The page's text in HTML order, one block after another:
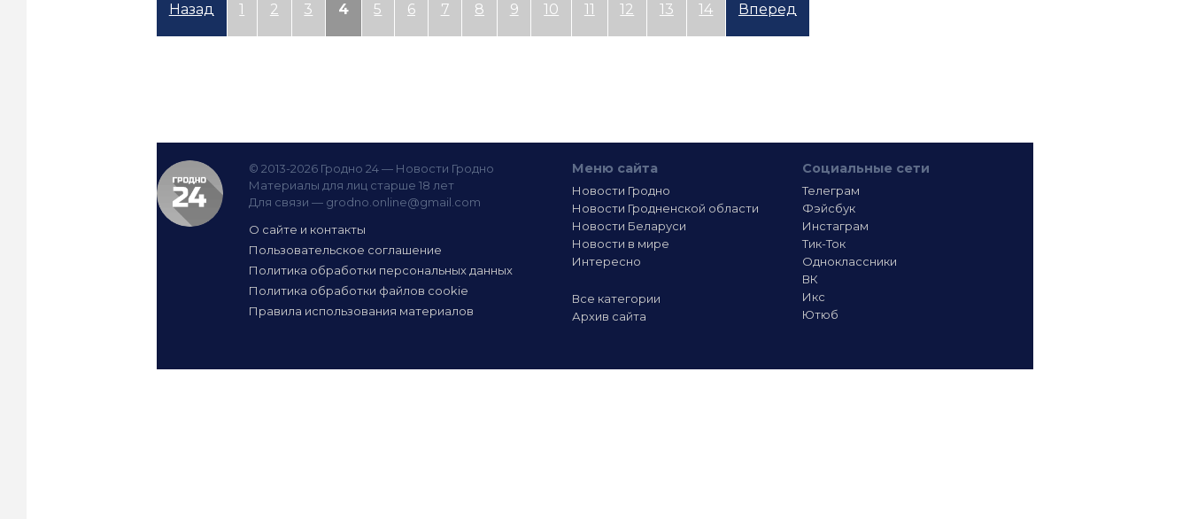
Назад 1 2 3 4 5 6 7 8 9 10 11 12 13 14 Вперед
© 2013-2026 Гродно 24 — Новости Гродно
Материалы для лиц старше 18 лет
Для связи — grodno.online@gmail.com
О сайте и контакты
Пользовательское соглашение
Политика обработки персональных данных
Политика обработки файлов cookie
Правила использования материалов
Меню сайта
Новости Гродно
Новости Гродненской области
Новости Беларуси
Новости в мире
Интересно
Все категории
Архив сайта
Социальные сети
Телеграм
Фэйсбук
Инстаграм
Тик-Ток
Одноклассники
ВК
Икс
Ютюб